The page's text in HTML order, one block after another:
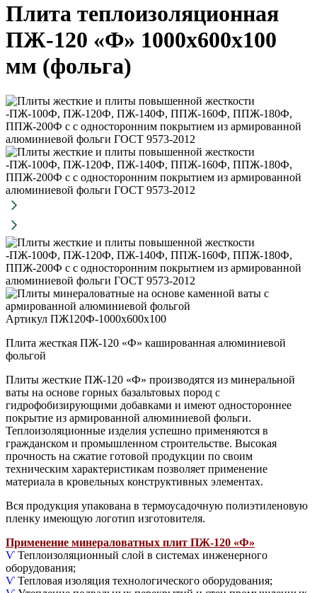
Плита теплоизоляционная
ПЖ-120 «Ф» 1000х600х100
мм (фольга)
Артикул ПЖ120Ф-1000х600х100
Плита жесткая ПЖ-120 «Ф» кашированная алюминиевой
фольгой
Плиты жесткие ПЖ-120 «Ф» производятся из минеральной
ваты на основе горных базальтовых пород с
гидрофобизирующими добавками и имеют одностороннее
покрытие из армированной алюминиевой фольги.
Теплоизоляционные изделия успешно применяются в
гражданском и промышленном строительстве. Высокая
прочность на сжатие готовой продукции по своим
техническим характеристикам позволяет применение
материала в кровельных конструктивных элементах.
Вся продукция упакована в термоусадочную полиэтиленовую
пленку имеющую логотип изготовителя.
Применение минераловатных плит ПЖ-120 «Ф»
Ѵ Теплоизоляционный слой в системах инженерного
оборудования;
Ѵ Тепловая изоляция технологического оборудования;